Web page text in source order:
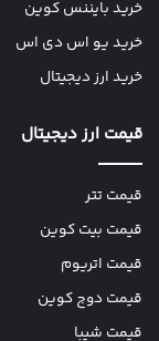
خرید بایننس کوین
خرید یو اس دی اس
خرید ارز دیجیتال
قیمت ارز دیجیتال
قیمت تتر
قیمت بیت کوین
قیمت اتریوم
قیمت دوج کوین
قیمت شیبا